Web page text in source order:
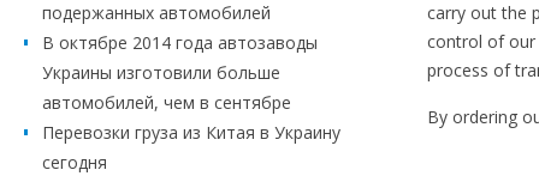
carry out the
control of our
process of
By ordering
подержанных автомобилей
В октябре 2014 года автозаводы
Украины изготовили больше
автомобилей, чем в сентябре
Перевозки груза из Китая в Украину
сегодня